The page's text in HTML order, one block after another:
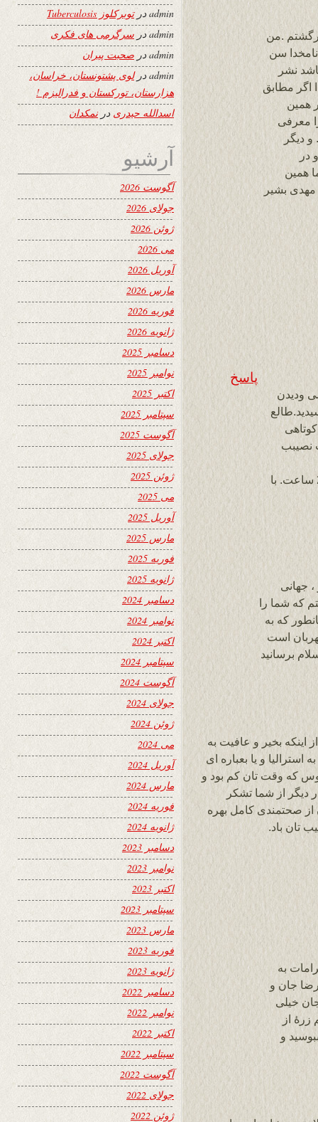
.من
سن
نشر
اگر مطابق
همین
معرفی
دیگر
در
همین
بشیر
ودیدن
نصیبب
تشکراز یادآوری کتابهای ارسالی ام بکتابخانه سایت وزین24 ساعت. با
پاسخ
جهانی
که شما را
که به
است
برسانید
اینکه بخیر و عافیت به
و یا بعباره ای
که وقت تان کم بود و
دیگر از شما تشکر
از صحتمندی کامل بهره
تان باد.
به
جان و
خیلی
زرۀ از
و
adminدرتوبرکلوز Tuberculosis
adminدر سرگرمی های فکری
admin در صحبت پیران
adminدرلوی پشتونستان، خراسان،
هزارستان، تورکستان و فدرالیزم !
اسدالله حیدری درنمکدان
آرشیو
آگوست 2026
جولای 2026
ژوئن 2026
می 2026
آوریل 2026
مارس 2026
فوریه 2026
ژانویه 2026
دسامبر 2025
نوامبر 2025
اکتبر 2025
سپتامبر 2025
آگوست 2025
جولای 2025
ژوئن 2025
می 2025
آوریل 2025
مارس 2025
فوریه 2025
ژانویه 2025
دسامبر 2024
نوامبر 2024
اکتبر 2024
سپتامبر 2024
آگوست 2024
جولای 2024
ژوئن 2024
می 2024
آوریل 2024
مارس 2024
فوریه 2024
ژانویه 2024
دسامبر 2023
نوامبر 2023
اکتبر 2023
سپتامبر 2023
مارس 2023
فوریه 2023
ژانویه 2023
دسامبر 2022
نوامبر 2022
اکتبر 2022
سپتامبر 2022
آگوست 2022
جولای 2022
ژوئن 2022